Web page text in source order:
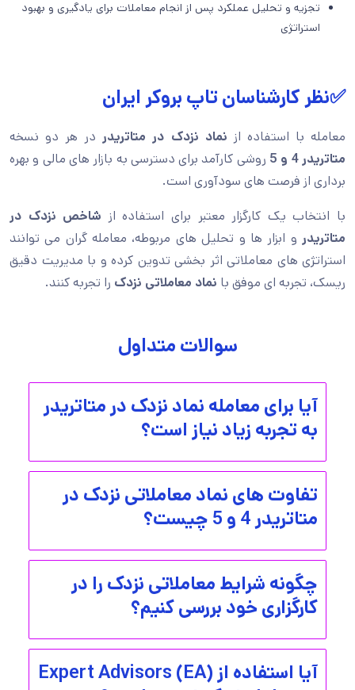
تجزیه و تحلیل عملکرد پس از انجام معاملات برای یادگیری و بهبود
استراتژی
✅نظر کارشناسان تاپ بروکر ایران
معامله با استفاده از نماد نزدک در متاتریدردر هر دو نسخه
متاتریدر 4 و 5
روشی کارآمد برای دسترسی به بازار های مالی و بهره
برداری از فرصت های سودآوری است.
با انتخاب یک کارگزار معتبر برای استفاده از شاخص نزدک در
متاتریدر و ابزار ها و تحلیل های مربوطه، معامله گران می توانند
استراتژی های معاملاتی اثر بخشی تدوین کرده و با مدیریت دقیق
ریسک، تجربه ای موفق با نماد معاملاتی نزدک را تجربه کنند.
سوالات متداول
آیا برای معامله نماد نزدک در متاتریدر
به تجربه زیاد نیاز است؟
تفاوت های نماد معاملاتی نزدک در
متاتریدر 4 و 5 چیست؟
چگونه شرایط معاملاتی نزدک را در
کارگزاری خود بررسی کنیم؟
آیا استفاده از Expert Advisors (EA)